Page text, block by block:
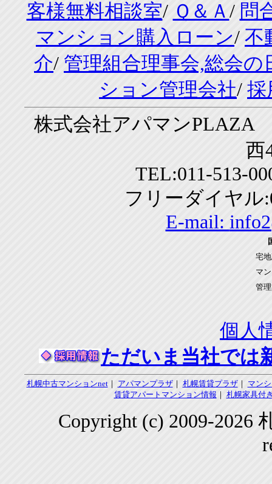
客様無料相談室/ Ｑ＆Ａ / 問
マンション購入ローン/ 不
介/ 管理組合理事会,総会の
ション管理会社/ 採
株式会社アパマン
西
TEL:011-513-
フリーダイヤル
E-mail:
宅
マ
管
個人
ただいま当社では
札幌中古マンションnet｜ アパマンプラザ｜ 札幌賃貸プラザ｜ マン
賃貸アパートマンション情報 ｜ 札幌家具付
Copyright (c) 2009-2026